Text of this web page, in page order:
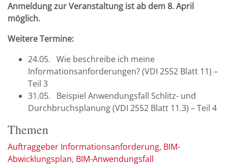
Anmeldung zur Veranstaltung ist ab dem 8. April
möglich.
Weitere Termine:
24.05. Wie beschreibe ich meine
Informationsanforderungen? (VDI 2552 Blatt 11) –
Teil 3
31.05. Beispiel Anwendungsfall Schlitz- und
Durchbruchsplanung (VDI 2552 Blatt 11.3) – Teil 4
Themen
Auftraggeber Informationsanforderung BIM-
Abwicklungsplan BIM-Anwendungsfall